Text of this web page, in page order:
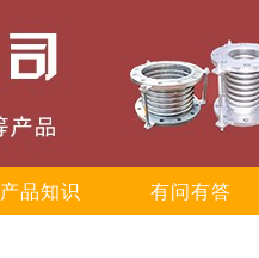
产品知识 有问有答